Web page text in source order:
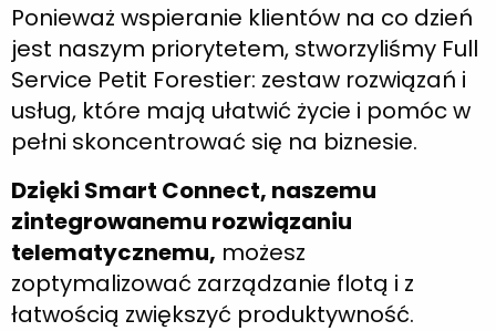
Ponieważ wspieranie klientów na co dzień
jest naszym priorytetem, stworzyliśmy Full
Service Petit Forestier: zestaw rozwiązań i
usług, które mają ułatwić życie i pomóc w
pełni skoncentrować się na biznesie.
Dzięki Smart Connect, naszemu
zintegrowanemu rozwiązaniu
telematycznemu, możesz
zoptymalizować zarządzanie flotą i z
łatwością zwiększyć produktywność.